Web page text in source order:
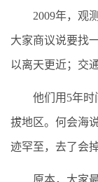
2009年，观测
大家商议说要找
以离天更近；交
他们用5年时间
拔地区。何会海
迹罕至，去了会